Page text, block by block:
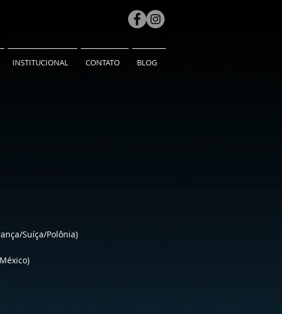
INSTITUCIONAL CONTATO BLOG
Suíça/Polônia)